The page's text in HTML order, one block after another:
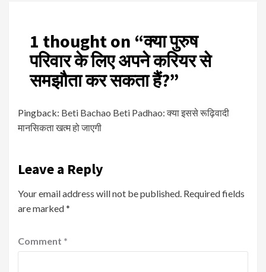
1 thought on “क्या पुरुष
परिवार के लिए अपने करियर से
समझौता कर सकता हैं?”
Pingback: Beti Bachao Beti Padhao: क्या इससे रूढ़िवादी
मानसिकता खत्म हो जाएगी
Leave a Reply
Your email address will not be published. Required fields
are marked*
Comment *